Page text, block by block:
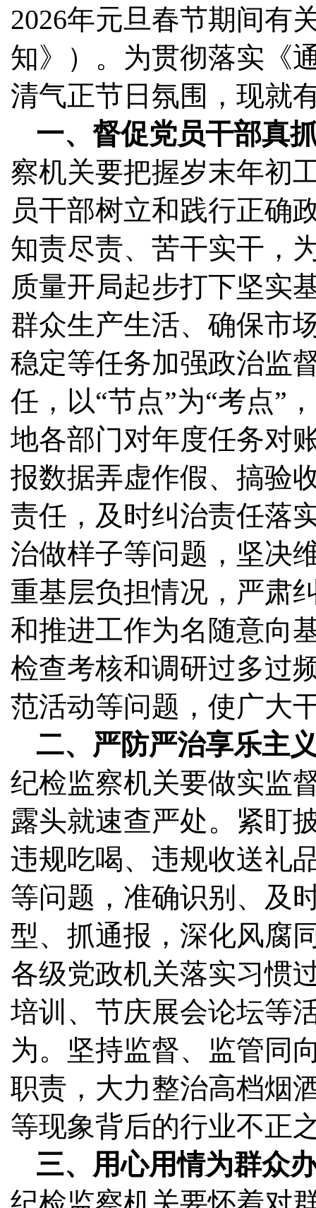
2026年元旦春节期间有
知》）。为贯彻落实《
清气正节日氛围，现就
一、督促党员干部真
察机关要把握岁末年初
员干部树立和践行正确
知责尽责、苦干实干，
质量开局起步打下坚实
群众生产生活、确保市
稳定等任务加强政治监
任，以“节点”为“考点”
地各部门对年度任务对
报数据弄虚作假、搞验
责任，及时纠治责任落
治做样子等问题，坚决
重基层负担情况，严肃
和推进工作为名随意向
检查考核和调研过多过
范活动等问题，使广大
二、严防严治享乐主
纪检监察机关要做实监
露头就速查严处。紧盯
违规吃喝、违规收送礼
等问题，准确识别、及
型、抓通报，深化风腐
各级党政机关落实习惯
培训、节庆展会论坛等
为。坚持监督、监管同
职责，大力整治高档烟
等现象背后的行业不正
三、用心用情为群众